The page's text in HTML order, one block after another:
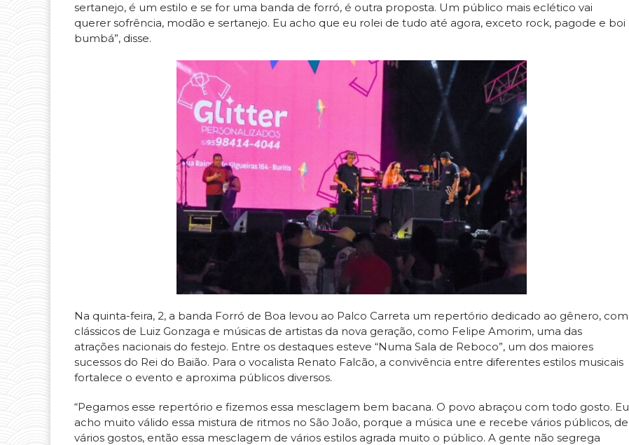
sertanejo, é um estilo e se for uma banda de forró, é outra proposta. Um público mais eclético vai
querer sofrência, modão e sertanejo. Eu acho que eu rolei de tudo até agora, exceto rock, pagode e boi
bumbá”, disse.
Na quinta-feira, 2, a banda Forró de Boa levou ao Palco Carreta um repertório dedicado ao gênero, com
clássicos de Luiz Gonzaga e músicas de artistas da nova geração, como Felipe Amorim, uma das
atrações nacionais do festejo. Entre os destaques esteve “Numa Sala de Reboco”, um dos maiores
sucessos do Rei do Baião. Para o vocalista Renato Falcão, a convivência entre diferentes estilos musicais
fortalece o evento e aproxima públicos diversos.
“Pegamos esse repertório e fizemos essa mesclagem bem bacana. O povo abraçou com todo gosto. Eu
acho muito válido essa mistura de ritmos no São João, porque a música une e recebe vários públicos, de
vários gostos, então essa mesclagem de vários estilos agrada muito o público. A gente não segrega